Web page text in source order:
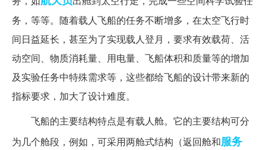
务，等等。随着载人飞船的任务不断增多，在太空飞行时
间日益延长，甚至为了实现载人登月，要求有效载荷、活
动空间、物质消耗量、用电量、飞船体积和质量等的增加
及实验任务中特殊需求等，这些都给飞船的设计带来新的
指标要求，加大了设计难度。
飞船的主要结构特点是有载人舱。它的主要结构可分
为几个舱段，例如，可采用两舱式结构（返回舱和服务